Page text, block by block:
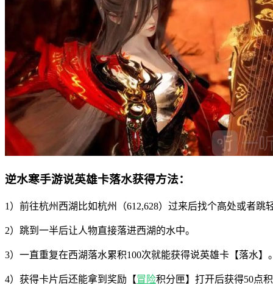
逆水寒手游说英雄卡落水获得方法：
1）前往杭州西湖比如杭州（612,628）过来后找个高处或者跳
2）跳到一半后让人物直接落进西湖的水中。
3）一直重复在西湖落水累积100次就能获得说英雄卡【落水】
4）获得卡片后还能拿到奖励【冒险积分匣】打开后获得50点